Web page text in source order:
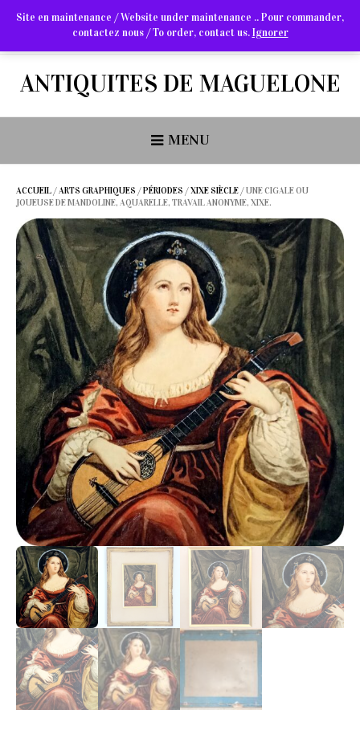
Arts Graphiques & Livres Anciens
ANTIQUITES DE MAGUELONE
MENU
ACCUEIL /ARTS GRAPHIQUES /PÉRIODES /XIXE SIÈCLE / UNE CIGALE OU
JOUEUSE DE MANDOLINE, AQUARELLE, TRAVAIL ANONYME, XIXE.
Site en maintenance / Website under maintenance .. Pour commander,
contactez nous / To order, contact us.Ignorer